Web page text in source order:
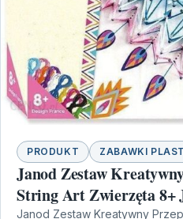
PRODUKT ZABAWKI
Janod Zestaw
String Art Zwierzęta 8+
Janod Zestaw Kreatywny